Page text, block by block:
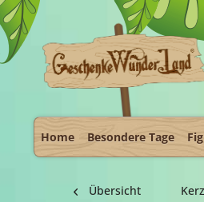
Home Besondere Tage
Übersicht